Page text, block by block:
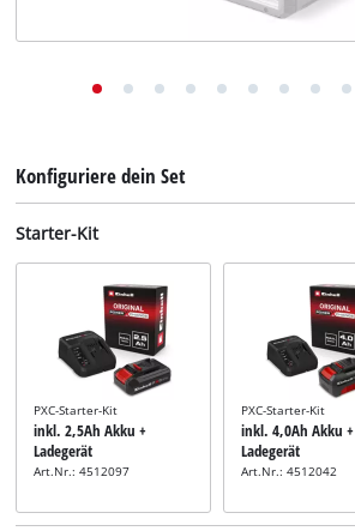
Konfiguriere dein Set
Starter-Kit
PXC-Starter-Kit
inkl. 2,5Ah Akku +
Ladegerät
Art.Nr.: 4512097
PXC-Starter-Kit
inkl. 4,0Ah Akku +
Ladegerät
Art.Nr.: 4512042